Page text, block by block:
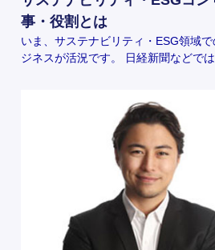
事・役割とは
いま、サステナビリティ・ESG領域
ジネスが活況です。 日経新聞などで